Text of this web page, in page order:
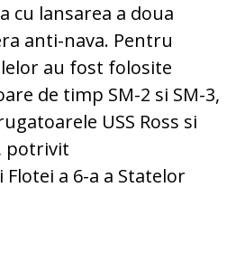
cu lansarea a doua
anti-nava. Pentru
au fost folosite
de timp SM-2 si SM-3,
USS Ross si
potrivit
a 6-a a Statelor